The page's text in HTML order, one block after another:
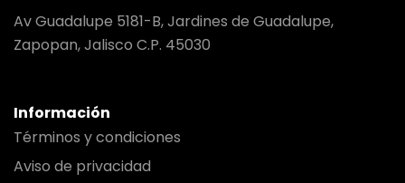
Av Guadalupe 5181-B, Jardines de Guadalupe,
Zapopan, Jalisco C.P. 45030
Información
Términos y condiciones
Aviso de privacidad